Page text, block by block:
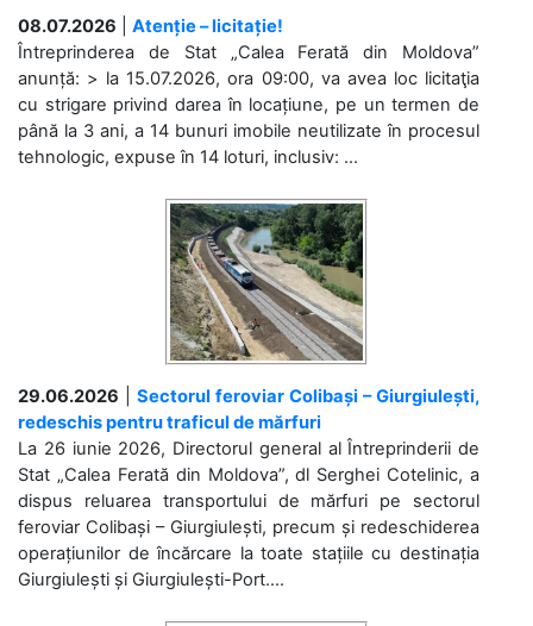
08.07.2026
Atenție – licitație!
Întreprinderea de Stat „Calea Ferată din Moldova”
anunță: > la 15.07.2026, ora 09:00, va avea loc licitaţia
cu strigare privind darea în locațiune, pe un termen de
până la 3 ani, a 14 bunuri imobile neutilizate în procesul
tehnologic, expuse în 14 loturi, inclusiv: ...
29.06.2026
Sectorul feroviar Colibași – Giurgiulești,
redeschis pentru traficul de mărfuri
La 26 iunie 2026, Directorul general al Întreprinderii de
Stat „Calea Ferată din Moldova”, dl Serghei Cotelinic, a
dispus reluarea transportului de mărfuri pe sectorul
feroviar Colibași – Giurgiulești, precum și redeschiderea
operațiunilor de încărcare la toate stațiile cu destinația
Giurgiulești și Giurgiulești-Port....